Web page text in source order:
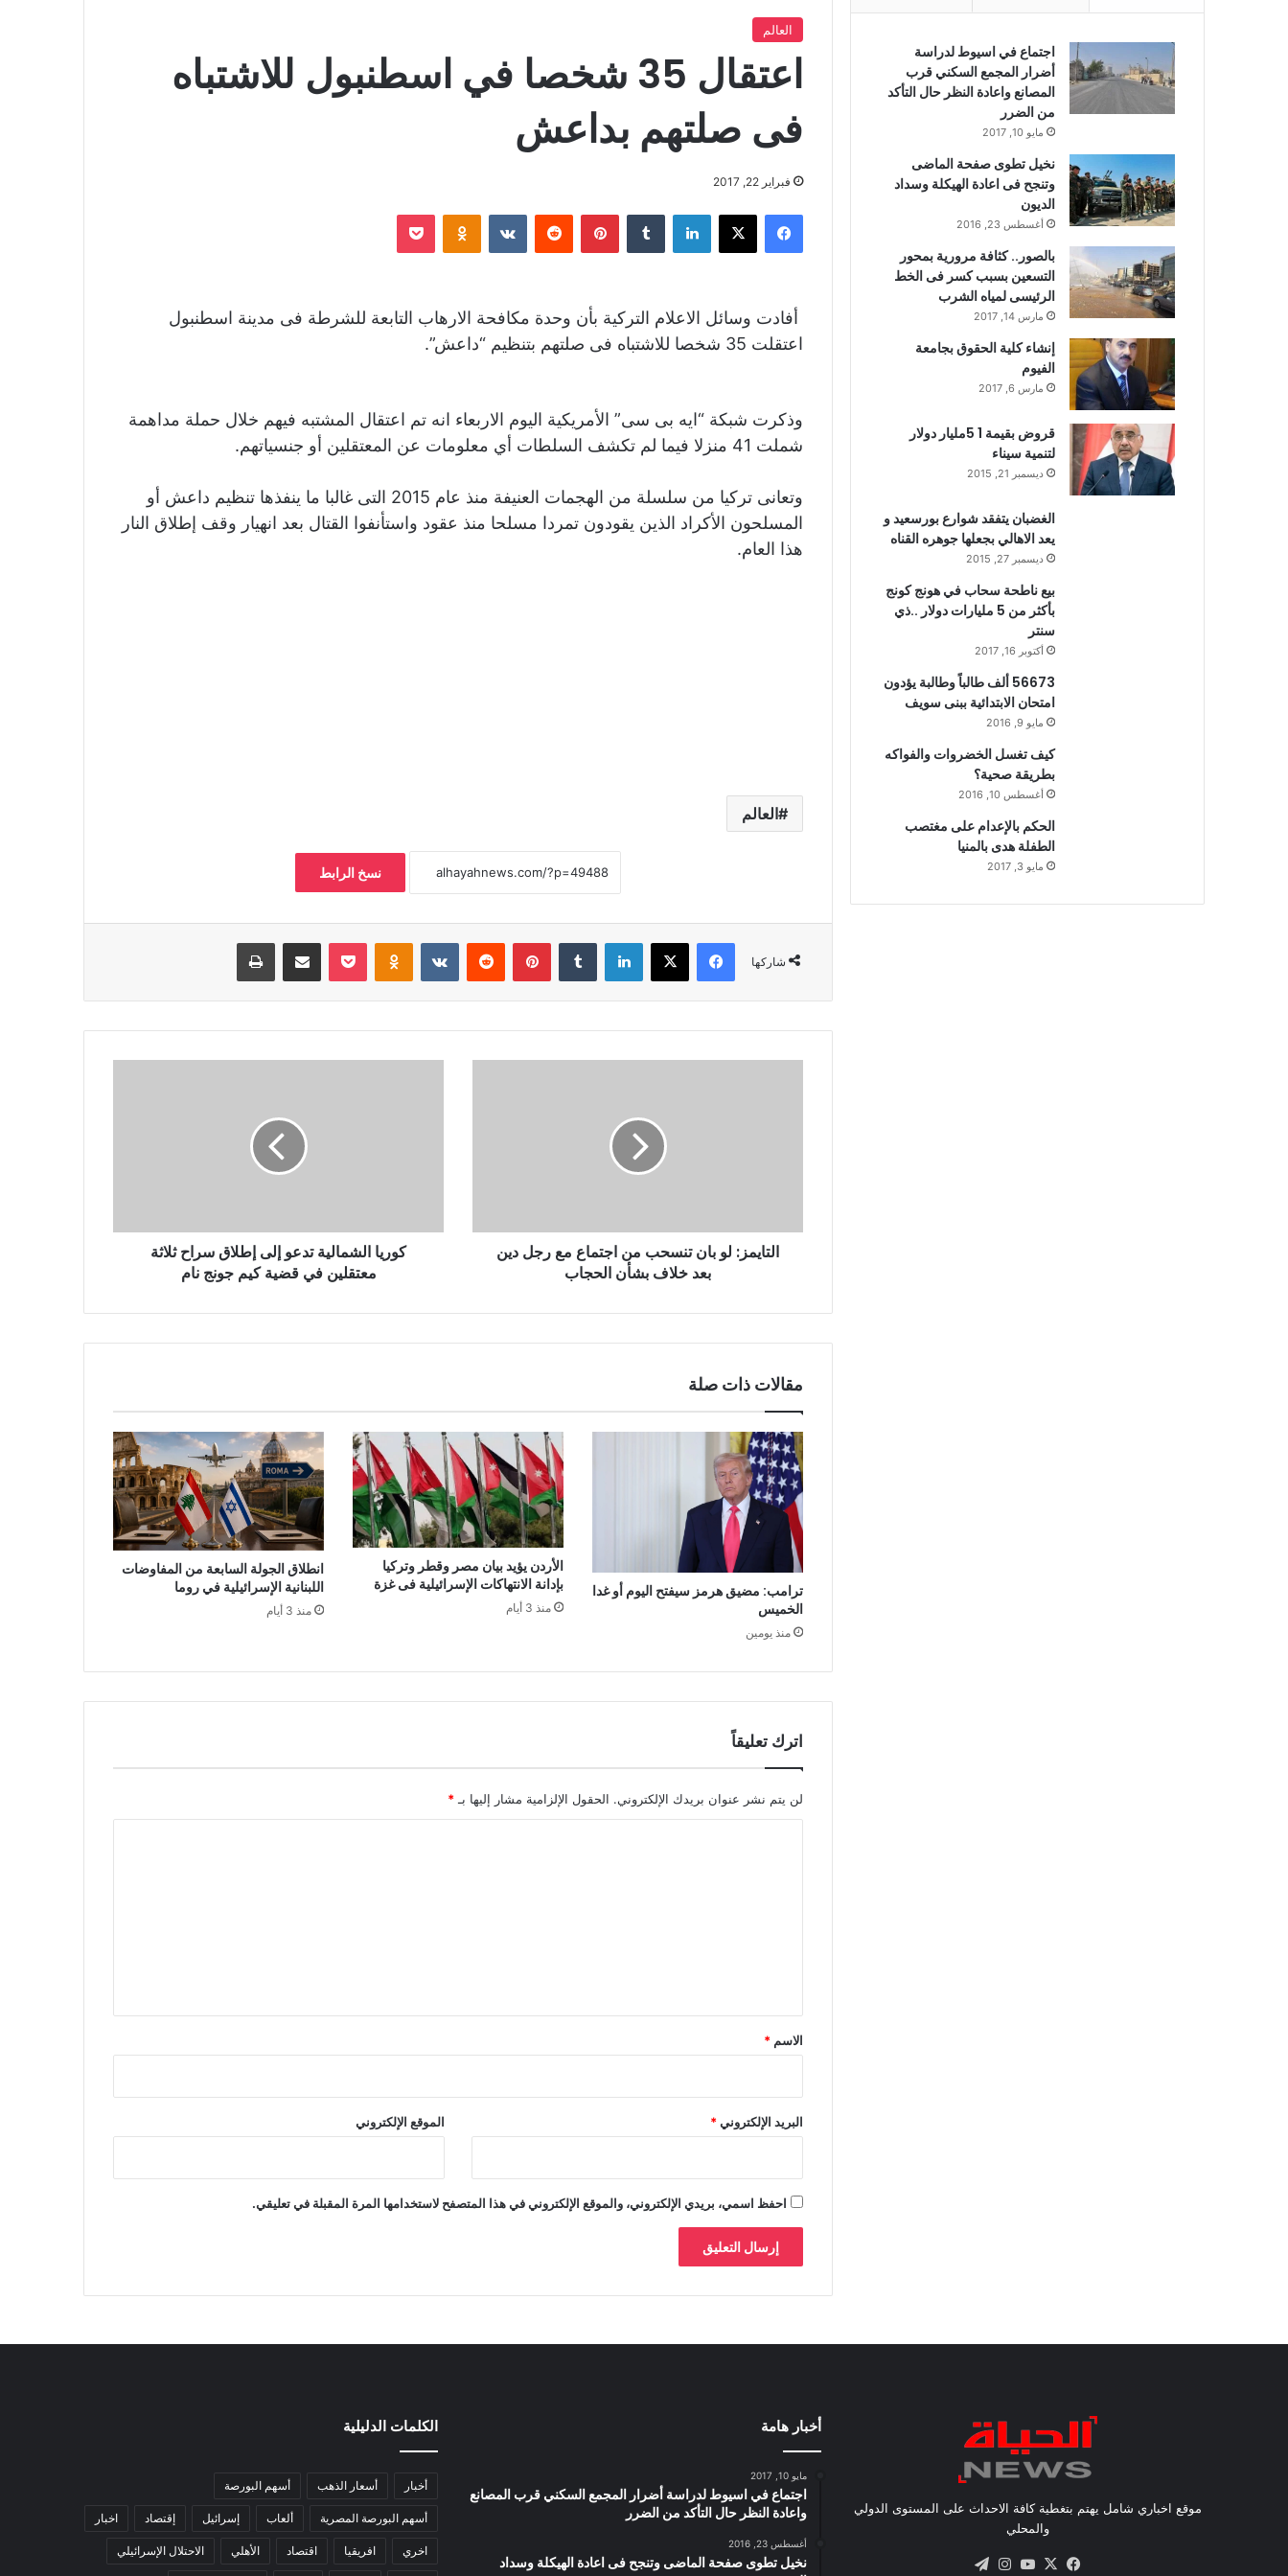
العالم
اعتقال 35 شخصا في اسطنبول للاشتباه
فى صلتهم بداعش
فبراير 22, 2017
فيسبوك لينكدإن بينتيريست
أفادت وسائل الاعلام التركية بأن وحدة مكافحة الارهاب التابعة للشرطة فى مدينة اسطنبول
اعتقلت 35 شخصا للاشتباه فى صلتهم بتنظيم “داعش”.
وذكرت شبكة “ايه بى سى” الأمريكية اليوم الاربعاء انه تم اعتقال المشتبه فيهم خلال حملة مداهمة
شملت 41 منزلا فيما لم تكشف السلطات أي معلومات عن المعتقلين أو جنسياتهم.
وتعانى تركيا من سلسلة من الهجمات العنيفة منذ عام 2015 التى غالبا ما ينفذها تنظيم داعش أو
المسلحون الأكراد الذين يقودون تمردا مسلحا منذ عقود واستأنفوا القتال بعد انهيار وقف إطلاق النار
هذا العام.
العالم
نسخ الرابط
شاركها
فيسبوك لينكدإن بينتيريست بوكيت
التايمز: لو بان تنسحب من اجتماع مع رجل دين
بعد خلاف بشأن الحجاب
كوريا الشمالية تدعو إلى إطلاق سراح ثلاثة
معتقلين في قضية كيم جونج نام
مقالات ذات صلة
ترامب: مضيق هرمز سيفتح اليوم أو غدا
الخميس
منذ يومين
الأردن يؤيد بيان مصر وقطر وتركيا
بإدانة الانتهاكات الإسرائيلية فى غزة
منذ 3 أيام
انطلاق الجولة السابعة من المفاوضات
اللبنانية الإسرائيلية في روما
منذ 3 أيام
اترك تعليقاً
لن يتم نشر عنوان بريدك الإلكتروني. الحقول الإلزامية مشار إليها بـ *
*
الاسم *
البريد الإلكتروني* الموقع الإلكتروني
احفظ اسمي، بريدي الإلكتروني، والموقع الإلكتروني في هذا المتصفح لاستخدامها المرة المقبلة في تعليقي.
اجتماع في اسيوط لدراسة
أضرار المجمع السكني قرب
المصانع واعادة النظر حال التأكد
من الضرر
مايو 10, 2017
نخيل تطوى صفحة الماضى
وتنجح فى اعادة الهيكلة وسداد
الديون
أغسطس 23, 2016
بالصور.. كثافة مرورية بمحور
التسعين بسبب كسر فى الخط
الرئيسى لمياه الشرب
مارس 14, 2017
إنشاء كلية الحقوق بجامعة
الفيوم
مارس 6, 2017
قروض بقيمة 1 5مليار دولار
لتنمية سيناء
ديسمبر 21, 2015
الغضبان يتفقد شوارع بورسعيد و
يعد الاهالي بجعلها جوهره القناه
ديسمبر 27, 2015
بيع ناطحة سحاب في هونج كونج
بأكثر من 5 مليارات دولار ..ذي
سنتر
أكتوبر 16, 2017
56673 ألف طالباً وطالبة يؤدون
امتحان الابتدائية ببنى سويف
مايو 9, 2016
كيف تغسل الخضروات والفواكه
بطريقة صحية؟
أغسطس 10, 2016
الحكم بالإعدام على مغتصب
الطفلة هدى بالمنيا
مايو 3, 2017
موقع اخباري شامل يهتم بتغطية كافة الاحداث على المستوى الدولي
والمحلي
فيسبوك
X يوتيوبانستقرام
أخبار هامة
مايو 10, 2017
اجتماع في اسيوط لدراسة أضرار المجمع السكني قرب المصانع
واعادة النظر حال التأكد من الضرر
أغسطس 23, 2016
نخيل تطوى صفحة الماضى وتنجح فى اعادة الهيكلة وسداد
الكلمات الدليلية
أخبار أسعار الذهب أسهم البورصة
أسهم البورصة المصرية ألعاب إسرائيل إقتصاد اخبار
اخري افريقيا اقتصاد الأهلي الاحتلال الإسرائيلي